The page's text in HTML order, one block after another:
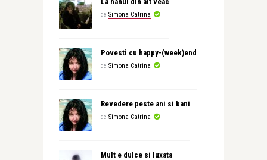
de Simona Catrina
Povesti cu happy-(week)end
de Simona Catrina
Revedere peste ani si bani
de Simona Catrina
Mult e dulce si luxata